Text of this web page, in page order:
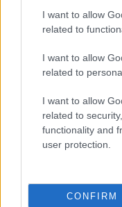
I want to allow
related to
I want to allow
related to
I want to allow
related to
functionality and
user protection.
CONFIRM